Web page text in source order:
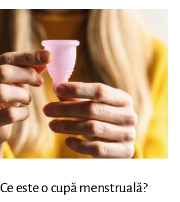
Ce este o cupă menstruală?